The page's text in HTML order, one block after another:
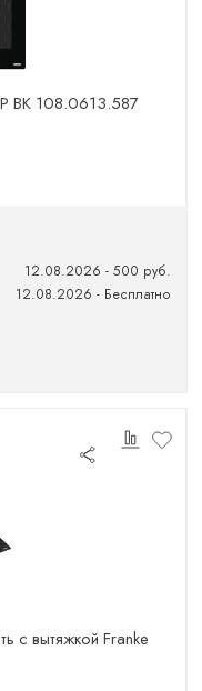
BK 108.0613.587
12.08.2026 - 500 руб.
12.08.2026 - Бесплатно
с вытяжкой Franke